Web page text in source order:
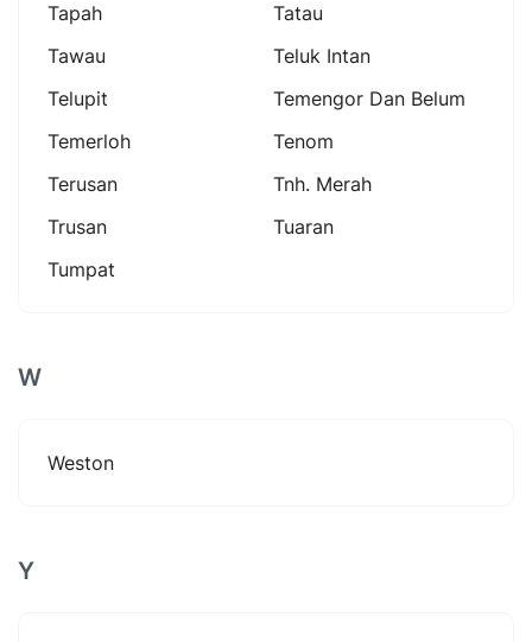
Tapah
Tatau
Tawau
Teluk Intan
Telupit
Temengor Dan Belum
Temerloh
Tenom
Terusan
Tnh. Merah
Trusan
Tuaran
Tumpat
W
Weston
Y